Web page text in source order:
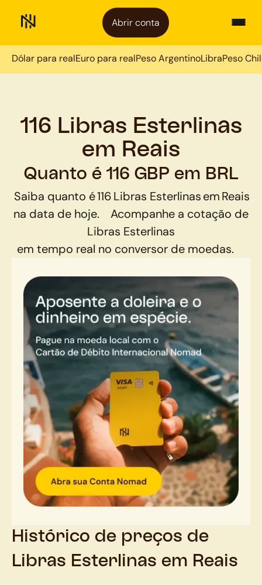
Abrir conta
Dólar para realEuro para realPeso ArgentinoLibraPeso
116 Libras Esterlinas
em Reais
Quanto é 116 GBP em BRL
Saiba quanto é116Libras EsterlinasemReais
na data de hoje.
Acompanhe a cotação de
Libras Esterlinas
em tempo real no conversor de moedas.
Histórico de preços de
Libras Esterlinas em Reais